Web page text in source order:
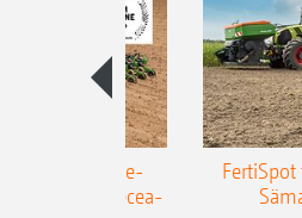
Anhänge-
Precea-